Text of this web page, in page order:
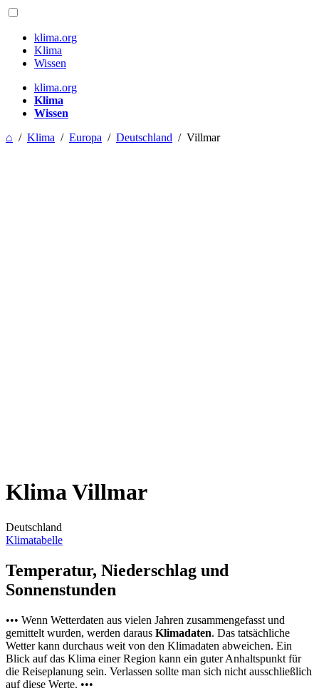
klima.org
Klima
Wissen
klima.org
Klima
Wissen
⌂ / Klima / Europa / Deutschland / Villmar
Klima Villmar
Deutschland
Klimatabelle
Temperatur, Niederschlag und
Sonnenstunden
••• Wenn Wetterdaten aus vielen Jahren zusammengefasst und
gemittelt wurden, werden daraus Klimadaten. Das tatsächliche
Wetter kann durchaus weit von den Klimadaten abweichen. Ein
Blick auf das Klima einer Region kann ein guter Anhaltspunkt für
die Reiseplanung sein. Verlassen sollte man sich nicht ausschließlich
auf diese Werte. •••